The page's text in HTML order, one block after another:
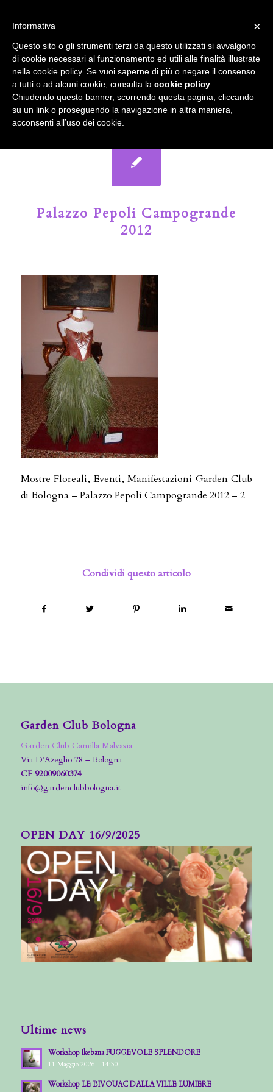
Il Blog del Garden Club di Bologna
Palazzo Pepoli Campogrande
2012
Mostre Floreali, Eventi, Manifestazioni Garden Club
di Bologna – Palazzo Pepoli Campogrande 2012 – 2
Condividi questo articolo
Garden Club Bologna
Garden Club Camilla Malvasia
Via D’Azeglio 78 – Bologna
CF 92009060374
info@gardenclubbologna.it
OPEN DAY 16/9/2025
Ultime news
Workshop Ikebana FUGGEVOLE SPLENDORE
11 Maggio 2026 - 14:30
Workshop LE BIVOUAC DALLA VILLE LUMIERE
accetta l'uso dei cookies previsto nella pagina dedicata.
Fai clic per abilitare/disabilitare il tracciamento di
Google Analytics.
OK Privacy e cookie policy
×
Informativa
Questo sito o gli strumenti terzi da questo utilizzati si avvalgono
di cookie necessari al funzionamento ed utili alle finalità illustrate
nella cookie policy. Se vuoi saperne di più o negare il consenso
a tutti o ad alcuni cookie, consulta la cookie policy
Chiudendo questo banner, scorrendo questa pagina, cliccando
su un link o proseguendo la navigazione in altra maniera,
acconsenti all’uso dei cookie.